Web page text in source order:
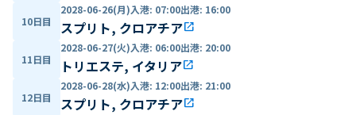
10日目
2028-06-26(月)入港: 07:00出港: 16:00
スプリト, クロアチアopen_in_new
11日目
2028-06-27(火)入港: 06:00出港: 20:00
トリエステ, イタリアopen_in_new
12日目
2028-06-28(水)入港: 12:00出港: 21:00
スプリト, クロアチアopen_in_new